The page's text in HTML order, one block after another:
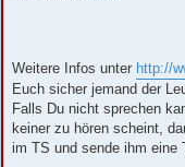
Weitere Infos unter http://
Euch sicher jemand der
Falls Du nicht sprechen
keiner zu hören scheint,
im TS und sende ihm eine